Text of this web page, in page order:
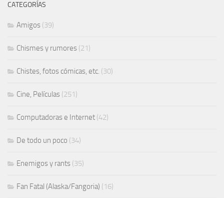
CATEGORÍAS
Amigos (39)
Chismes y rumores (21)
Chistes, fotos cómicas, etc. (30)
Cine, Películas (251)
Computadoras e Internet (42)
De todo un poco (34)
Enemigos y rants (35)
Fan Fatal (Alaska/Fangoria) (16)